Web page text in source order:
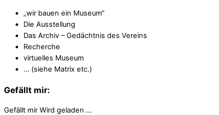
„wir bauen ein Museum“
Die Ausstellung
Das Archiv – Gedächtnis des Vereins
Recherche
virtuelles Museum
… (siehe Matrix etc.)
Gefällt mir:
Gefällt mir Wird geladen …